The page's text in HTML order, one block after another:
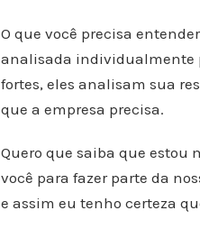
O que você precisa
analisada individualmente
fortes, eles analisam sua
que a empresa precisa.
Quero que saiba que estou
você para fazer parte da
e assim eu tenho certeza